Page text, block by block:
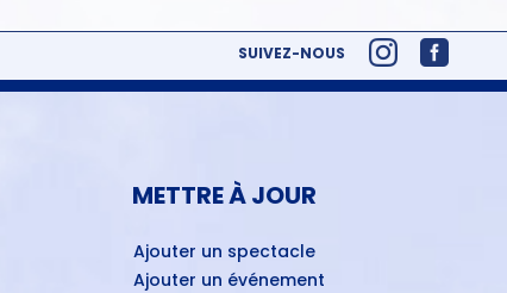
SUIVEZ-NOUS
METTRE À JOUR
Ajouter un spectacle
Ajouter un événement